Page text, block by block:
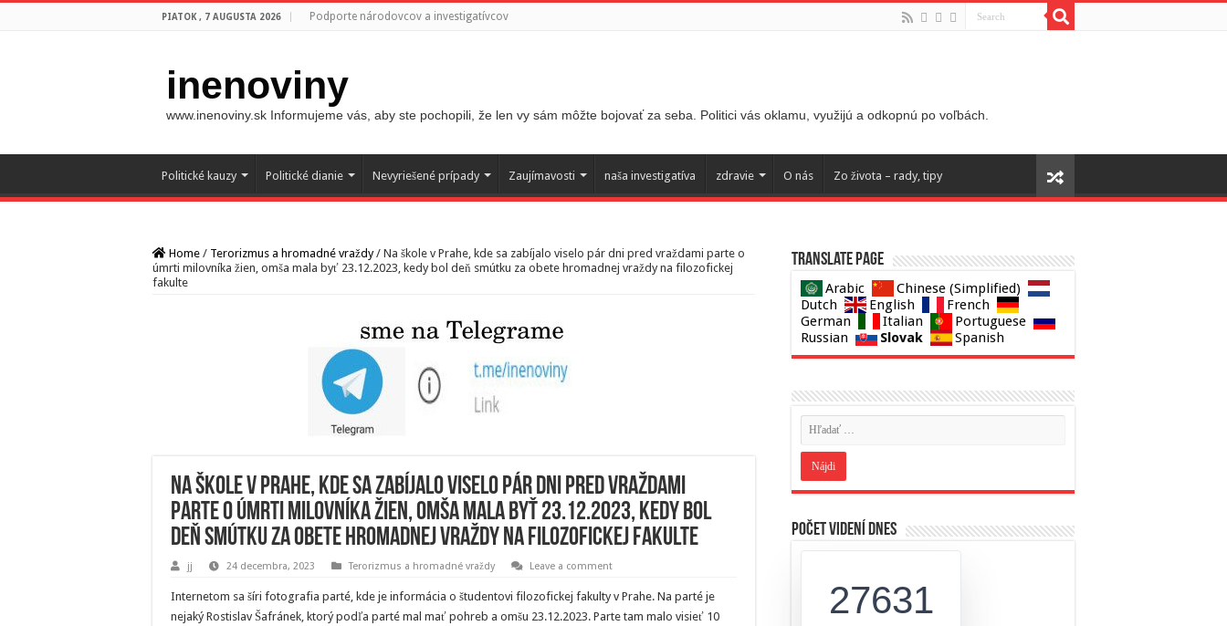
PIATOK , 7 AUGUSTA 2026 Podporte národovcov a investigatívcov
inenoviny
www.inenoviny.sk Informujeme vás, aby ste pochopili, že len vy sám môžte bojovať za seba. Politici vás oklamu, využijú a odkopnú po voľbách.
Politické kauzy Politické dianie Nevyriešené prípady Zaujímavosti naša investigatíva zdravie O nás Zo života – rady, tipy
Home / Terorizmus a hromadné vraždy / Na škole v Prahe, kde sa zabíjalo viselo pár dni pred vraždami parte o
úmrti milovníka žien, omša mala byť 23.12.2023, kedy bol deň smútku za obete hromadnej vraždy na filozofickej
fakulte
Na škole v Prahe, kde sa zabíjalo viselo pár dni pred vraždami
parte o úmrti milovníka žien, omša mala byť 23.12.2023, kedy bol
deň smútku za obete hromadnej vraždy na filozofickej fakulte
jj 24 decembra, 2023 Terorizmus a hromadné vraždy Leave a comment
Internetom sa šíri fotografia parté, kde je informácia o študentovi filozofickej fakulty v Prahe. Na parté je
nejaký Rostislav Šafránek, ktorý podľa parté mal mať pohreb a omšu 23.12.2023. Parte tam malo visieť 10
Translate page
Arabic
Chinese (Simplified)
Dutch
English
French
German
Italian
Portuguese
Russian
Slovak Spanish
Počet videní dnes
27631